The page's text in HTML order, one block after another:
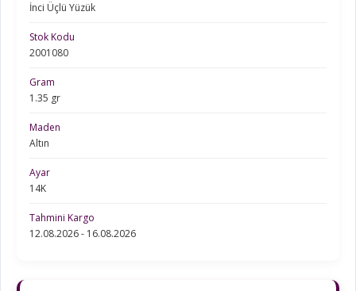
İnci Üçlü Yüzük
Stok Kodu
2001080
Gram
1.35 gr
Maden
Altın
Ayar
14K
Tahmini Kargo
12.08.2026 - 16.08.2026